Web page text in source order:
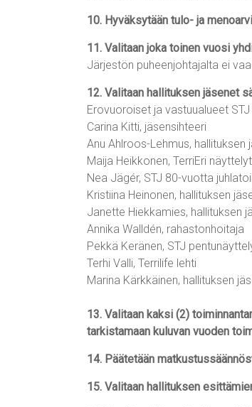
10. Hyväksytään tulo- ja
11. Valitaan joka toinen vuosi
Järjestön puheenjohtajalta ei
12. Valitaan hallituksen jäsenet
Erovuoroiset ja vastuualueet
Carina Kitti, jäsensihteeri
Anu Ahlroos-Lehmus, hallituksen
Maija Heikkonen, TerriEri
Nea Jägér, STJ 80-vuotta
Kristiina Heinonen, hallituksen
Janette Hiekkamies, hallituksen
Annika Walldén, rahastonhoitaja
Pekkä Keränen, STJ
Terhi Valli, Terrilife lehti
Marina Kärkkäinen, hallituksen
13. Valitaan kaksi (2)
tarkistamaan kuluvan vuoden
14. Päätetään
15. Valitaan hallituksen